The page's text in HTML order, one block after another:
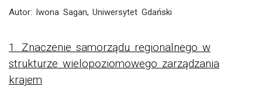
Autor: Iwona Sagan, Uniwersytet Gdański
1. Znaczenie samorządu regionalnego w
strukturze wielopoziomowego zarządzania
krajem